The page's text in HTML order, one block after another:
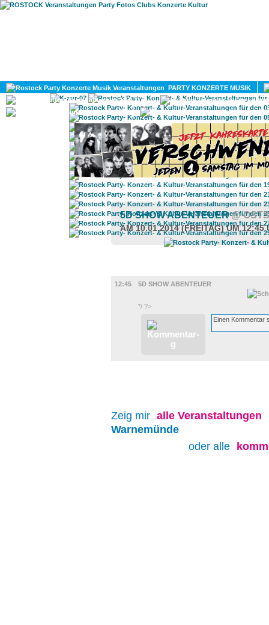
PARTY KONZERTE MUSIK
KULTUR
GAY
5D SHOW ABENTEUER@
AM 10.01.2014 (FREITAG) UM 12:45
12:45
5D SHOW ABENTEUER
*/ ?>
Zeig mir alle Veranstaltungen
Warnemünde
oder alle